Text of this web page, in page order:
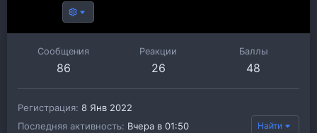
Сообщения
86
Реакции
26
Баллы
48
Регистрация 8 Янв 2022
Последняя активность Вчера в 01:50 Найти